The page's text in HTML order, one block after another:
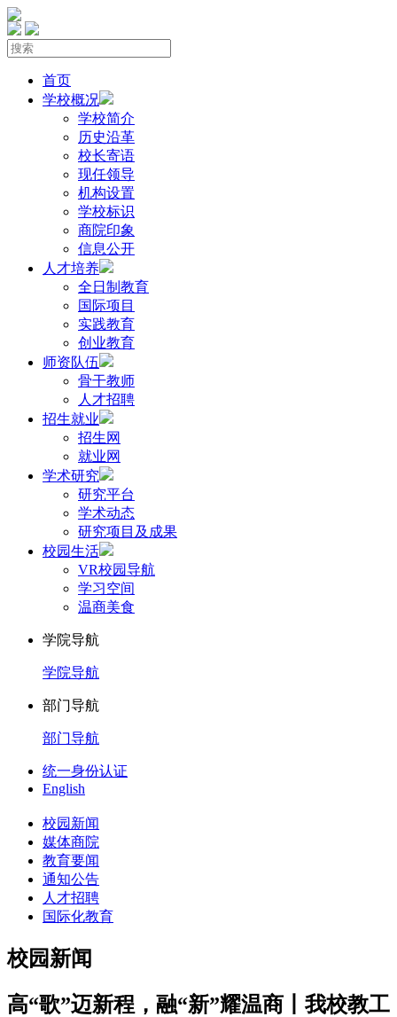
首页
学校概况
学校简介
历史沿革
校长寄语
现任领导
机构设置
学校标识
商院印象
信息公开
人才培养
全日制教育
国际项目
实践教育
创业教育
师资队伍
骨干教师
人才招聘
招生就业
招生网
就业网
学术研究
研究平台
学术动态
研究项目及成果
校园生活
VR校园导航
学习空间
温商美食
学院导航
学院导航
部门导航
部门导航
统一身份认证
English
校园新闻
媒体商院
教育要闻
通知公告
人才招聘
国际化教育
校园新闻
高“歌”迈新程，融“新”耀温商丨我校教工